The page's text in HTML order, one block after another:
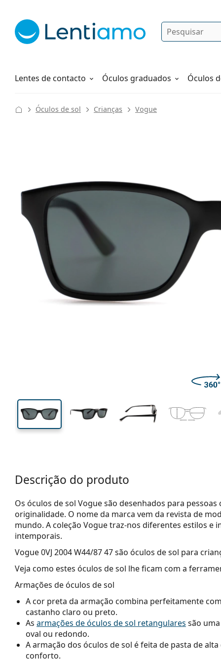
Pesquisar
Lentes de contacto
Líquidos Óculos graduados Óculos
Como fazer um pedido
Óculos de sol Crianças Vogue
118 mm
Calibre total dos óculos
33 mm
Comprimento do cristal
47 mm
Calibre do cristal
Calibre
Descrição do produto
Os óculos de sol Vogue são desenhados para
originalidade. O nome da marca vem da revista de
mundo. A coleção Vogue traz-nos diferentes estilos e
intemporais.
Vogue 0VJ 2004 W44/87 47são óculos de sol para
Veja como estes óculos de sol lhe ficam com a
Armações de óculos de sol
A cor preta da armação combina perfeitamente
castanho claro ou preto.
As armações de óculos de sol retangulares são
oval ou redondo.
A armação dos óculos de sol é feita de pasta de
conforto.